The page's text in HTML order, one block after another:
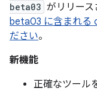
beta03 がリリース
beta03 に含まれる
ださい。
新機能
正確なツール